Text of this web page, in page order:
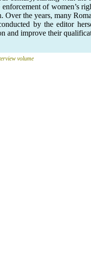
of women’s
the years, many
by the editor
and improve their
volume